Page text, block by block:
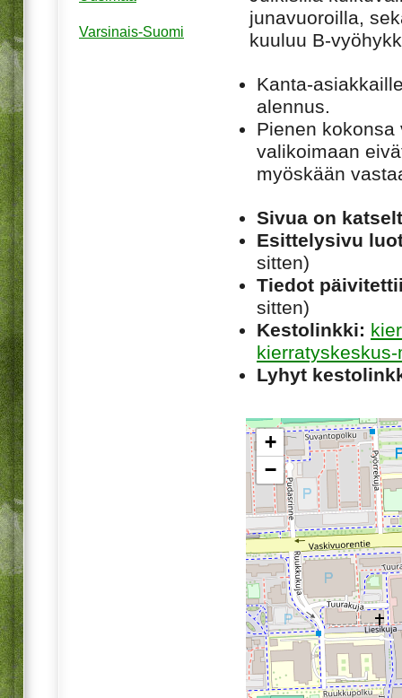
junavuoroilla,
kuuluu B-
Kanta-
alennus.
Pienen
valikoimaan
myöskään
Sivua on
Esittelysivu
sitten)
Tiedot
sitten)
Kestolinkki:
Lyhyt
+
−
Varsinais-Suomi